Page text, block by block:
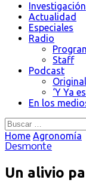
Investigación
Actualidad
Especiales
Radio
Staff
Podcast
Original
‘Y Ya
En los
Buscar:
Home Agronomía
Desmonte
Un alivio